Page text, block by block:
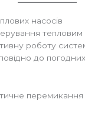
насосів
роботу
до
перемикання